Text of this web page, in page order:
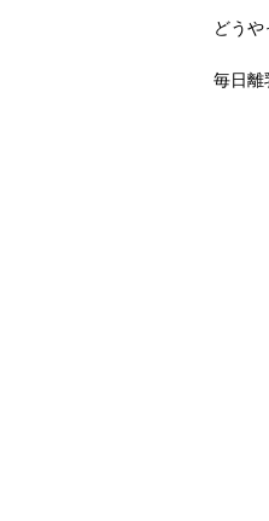
どう
毎日離